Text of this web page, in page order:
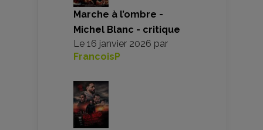
Marche à l’ombre -
Michel Blanc - critique
Le 16 janvier 2026 par
FrancoisP